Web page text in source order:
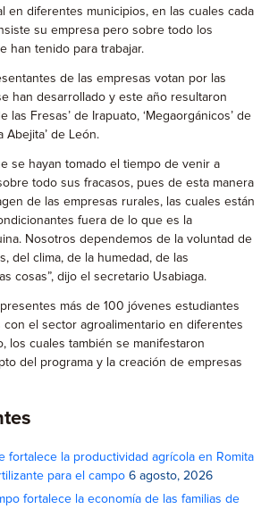
en diferentes municipios, en las cuales cada
su empresa pero sobre todo los
han tenido para trabajar.
de las empresas votan por las
han desarrollado y este año resultaron
las Fresas’ de Irapuato, ‘Megaorgánicos’ de
Abejita’ de León.
se hayan tomado el tiempo de venir a
todo sus fracasos, pues de esta manera
de las empresas rurales, las cuales están
fuera de lo que es la
Nosotros dependemos de la voluntad de
del clima, de la humedad, de las
cosas”, dijo el secretario Usabiaga.
más de 100 jóvenes estudiantes
con el sector agroalimentario en diferentes
los cuales también se manifestaron
del programa y la creación de empresas
fortalece la productividad agrícola en Romita
para el campo 6 agosto, 2026
fortalece la economía de las familias de